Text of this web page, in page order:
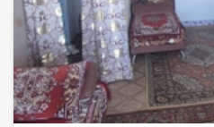
(103 м.), Детский сад №177 (254
Детский сад №137 (458 м.),
школа №93 (356 м.). Во дворе
всегда найдётся место для
удачное расположения дома,
развилка с доступом к нижней и
района. Жилфонд является